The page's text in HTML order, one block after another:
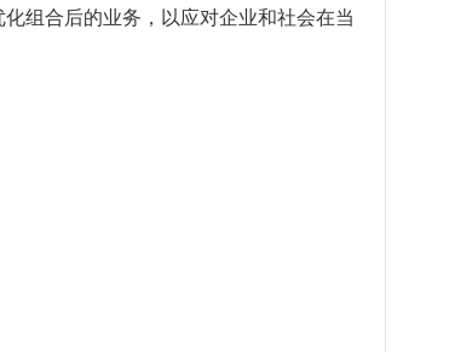
化组合后的业务，以应对企业和社会在当